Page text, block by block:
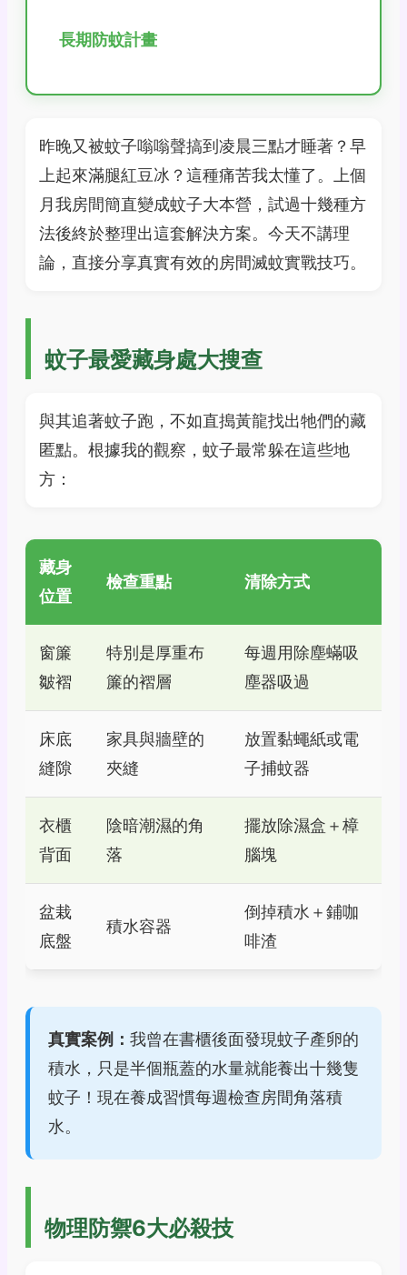
長期防蚊計畫
昨晚又被蚊子嗡嗡聲搞到凌晨三點才睡著？早
上起來滿腿紅豆冰？這種痛苦我太懂了。上個
月我房間簡直變成蚊子大本營，試過十幾種方
法後終於整理出這套解決方案。今天不講理
論，直接分享真實有效的房間滅蚊實戰技巧。
蚊子最愛藏身處大搜查
與其追著蚊子跑，不如直搗黃龍找出牠們的藏
匿點。根據我的觀察，蚊子最常躲在這些地
方：
藏身
位置
檢查重點 清除方式
窗簾
皺褶
特別是厚重布
簾的褶層
每週用除塵蟎吸
塵器吸過
床底
縫隙
家具與牆壁的
夾縫
放置黏蠅紙或電
子捕蚊器
衣櫃
背面
陰暗潮濕的角
落
擺放除濕盒＋樟
腦塊
盆栽
底盤
積水容器
倒掉積水＋鋪咖
啡渣
真實案例： 我曾在書櫃後面發現蚊子產卵的
積水，只是半個瓶蓋的水量就能養出十幾隻
蚊子！現在養成習慣每週檢查房間角落積
水。
物理防禦6大必殺技